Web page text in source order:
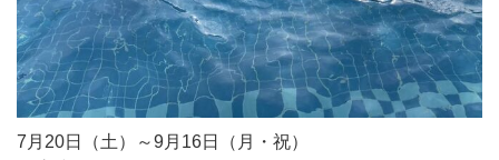
7月20日（土）～9月16日（月・祝）